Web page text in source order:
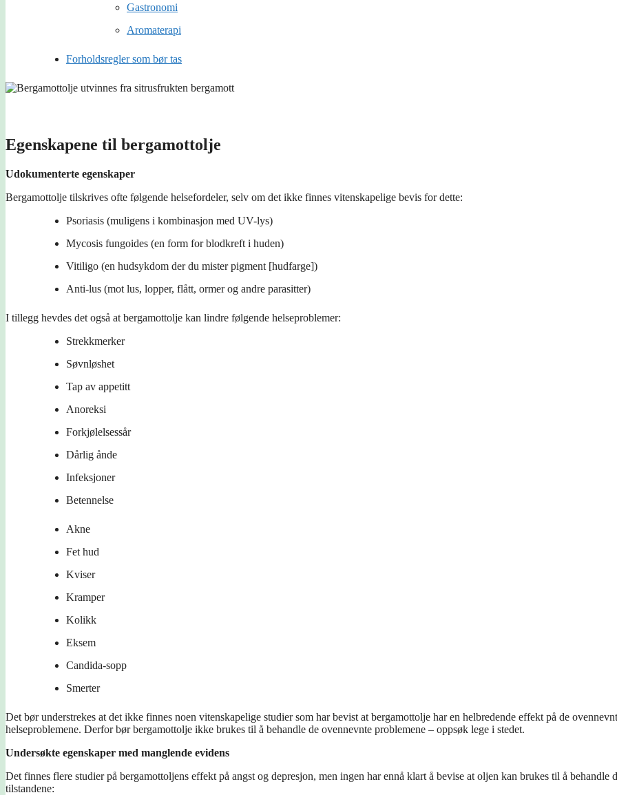
Gastronomi
Aromaterapi
Forholdsregler som bør tas
Egenskapene til bergamottolje
Udokumenterte egenskaper
Bergamottolje tilskrives ofte følgende helsefordeler, selv om det ikke finnes vitenskapelige bevis for dette:
Psoriasis (muligens i kombinasjon med UV-lys)
Mycosis fungoides (en form for blodkreft i huden)
Vitiligo (en hudsykdom der du mister pigment [hudfarge])
Anti-lus (mot lus, lopper, flått, ormer og andre parasitter)
I tillegg hevdes det også at bergamottolje kan lindre følgende helseproblemer:
Strekkmerker
Søvnløshet
Tap av appetitt
Anoreksi
Forkjølelsessår
Dårlig ånde
Infeksjoner
Betennelse
Akne
Fet hud
Kviser
Kramper
Kolikk
Eksem
Candida-sopp
Smerter
Det bør understrekes at det ikke finnes noen vitenskapelige studier som har bevist at bergamottolje har en helbredende effekt på de
helseproblemene. Derfor bør bergamottolje ikke brukes til å behandle de ovennevnte problemene – oppsøk lege i stedet.
Undersøkte egenskaper med manglende evidens
Det finnes flere studier på bergamottoljens effekt på angst og depresjon, men ingen har ennå klart å bevise at oljen kan brukes til å behandle
tilstandene: